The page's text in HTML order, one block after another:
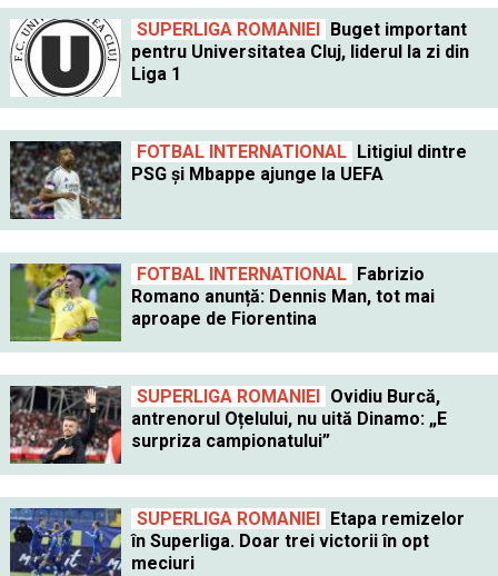
SUPERLIGA ROMANIEI Buget important
pentru Universitatea Cluj, liderul la zi din
Liga 1
FOTBAL INTERNATIONAL Litigiul dintre
PSG şi Mbappe ajunge la UEFA
FOTBAL INTERNATIONAL Fabrizio
Romano anunță: Dennis Man, tot mai
aproape de Fiorentina
SUPERLIGA ROMANIEI Ovidiu Burcă,
antrenorul Oțelului, nu uită Dinamo: „E
surpriza campionatului”
SUPERLIGA ROMANIEI Etapa remizelor
în Superliga. Doar trei victorii în opt
meciuri